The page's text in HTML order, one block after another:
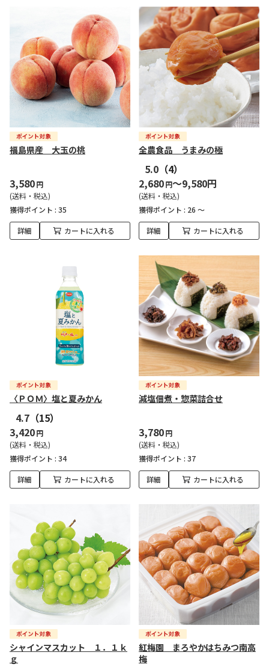
福島県産 大玉の桃
3,580円
(送料・税込)
獲得ポイント : 35
詳細 カートに入れる
全農食品 うまみの極
5.0 （4）
2,680円～9,580円
(送料・税込)
獲得ポイント : 26 ～
詳細 カートに入れる
〈ＰＯＭ〉塩と夏みかん
4.7 （15）
3,420円
(送料・税込)
獲得ポイント : 34
詳細 カートに入れる
減塩佃煮・惣菜詰合せ
3,780円
(送料・税込)
獲得ポイント : 37
詳細 カートに入れる
シャインマスカット １．１ｋ
ｇ
紅梅園 まろやかはちみつ南高
梅